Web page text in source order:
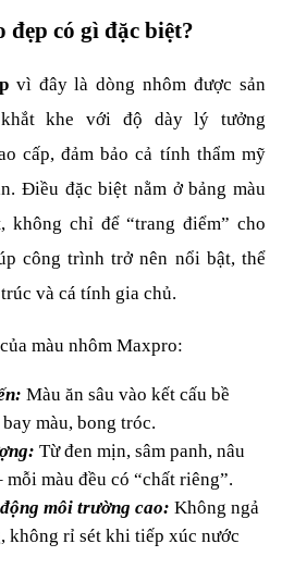
có gì đặc biệt?
vì đây là dòng nhôm được sản
khe với độ dày lý tưởng
cấp, đảm bảo cả tính thẩm mỹ
Điều đặc biệt nằm ở bảng màu
không chỉ để “trang điểm” cho
công trình trở nên nổi bật, thể
và cá tính gia chủ.
màu nhôm Maxpro:
Màu ăn sâu vào kết cấu bề
màu, bong tróc.
Từ đen mịn, sâm panh, nâu
mỗi màu đều có “chất riêng”.
môi trường cao: Không ngả
không rỉ sét khi tiếp xúc nước